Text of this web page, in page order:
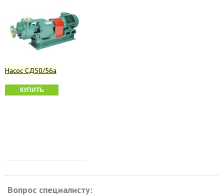
Насос СД50/56а
КУПИТЬ
Вопрос специалисту: